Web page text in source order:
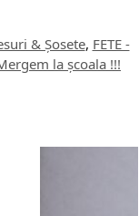
& Șosete, FETE -
la școala !!!